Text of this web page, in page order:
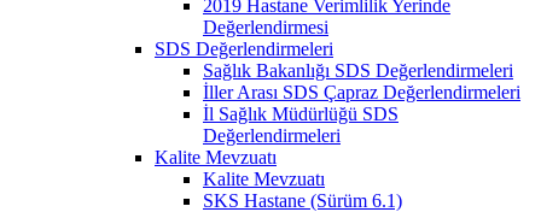
2019 Hastane Verimlilik Yerinde
Değerlendirmesi
SDS Değerlendirmeleri
Sağlık Bakanlığı SDS Değerlendirmeleri
İller Arası SDS Çapraz Değerlendirmeleri
İl Sağlık Müdürlüğü SDS
Değerlendirmeleri
Kalite Mevzuatı
Kalite Mevzuatı
SKS Hastane (Sürüm 6.1)